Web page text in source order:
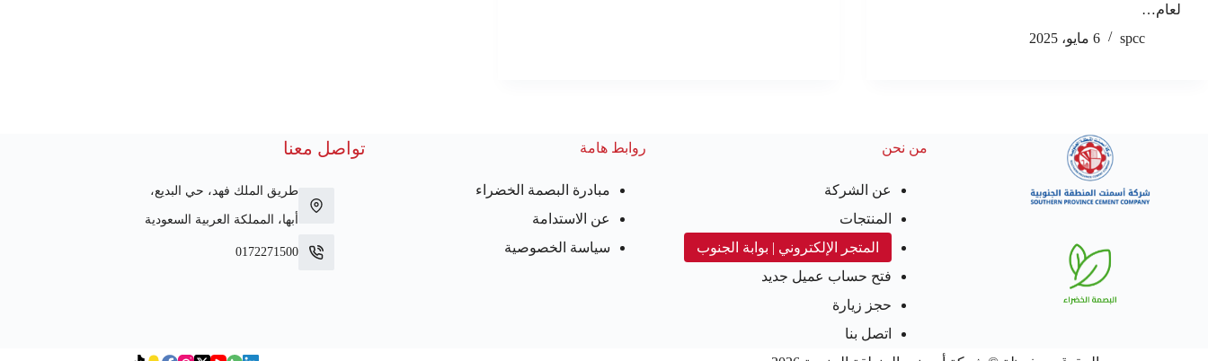
لعام…
spcc
6 مايو، 2025
من نحن
عن الشركة
المنتجات
المتجر الإلكتروني | بوابة الجنوب
فتح حساب عميل جديد
حجز زيارة
اتصل بنا
روابط هامة
مبادرة البصمة الخضراء
عن الاستدامة
سياسة الخصوصية
تواصل معنا
طريق الملك فهد، حي البديع،
أبها، المملكة العربية السعودية
0172271500